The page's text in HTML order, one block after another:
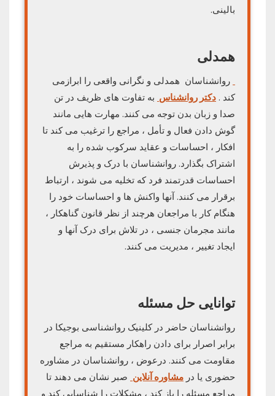
بالینی.
همدلی
روانشناسان همدلی و نگرانی واقعی را ابرازمی
کند .دکتر روانشناس به تفاوت های ظریف در تن
صدا و زبان بدن توجه می کنند. مهارت هایی مانند
گوش دادن فعال و تأمل ، مراجع را ترغیب می کند تا
افکار ، احساسات و عقاید سرکوب شده را به
اشتراک بگذارد. روانشناسان با درک و پذیرش
احساسات قدرتمند فرد که تخلیه می شوند ، ارتباط
برقرار می کنند. آنها واکنش ها و احساسات خود را
هنگام کار با مراجعان هرچند از نظر قانون گناهکار ،
مانند مجرمان جنسی ، در تلاش برای درک آنها و
ایجاد تغییر ، مدیریت می کنند.
توانایی حل مسئله
روانشناسان حاضر در کلینیک روانشناسی بوجیکا در
برابر اصرار برای دادن راهکار مستقیم به مراجع
مقاومت می کنند. درعوض ، روانشناسان در مشاوره
حضوری یا در مشاوره آنلاین صبر نشان می دهند تا
مراجع مسئله را باز کند ، مشکلات را شناسایی کند و